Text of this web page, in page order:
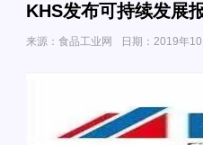
KHS发布可持续发展
来源：食品工业网 日期：2019年